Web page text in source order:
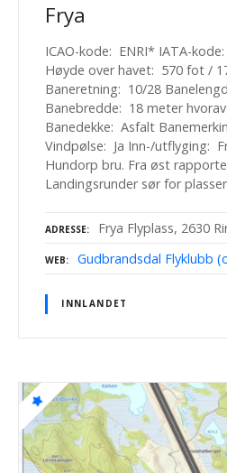
Frya
ICAO-kode: ENRI* IATA-
Høyde over havet: 570 fot /
Baneretning: 10/28
Banebredde: 18 meter
Banedekke: Asfalt
Vindpølse: Ja Inn-/utflyging:
Hundorp bru. Fra øst
Landingsrunder sør for
ADRESSE Frya Flyplass, 2630
WEB Gudbrandsdal Flyklubb
INNLANDET